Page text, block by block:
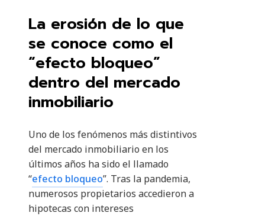
La erosión de lo que
se conoce como el
“efecto bloqueo”
dentro del mercado
inmobiliario
Uno de los fenómenos más distintivos
del mercado inmobiliario en los
últimos años ha sido el llamado
“efecto bloqueo”. Tras la pandemia,
numerosos propietarios accedieron a
hipotecas con intereses